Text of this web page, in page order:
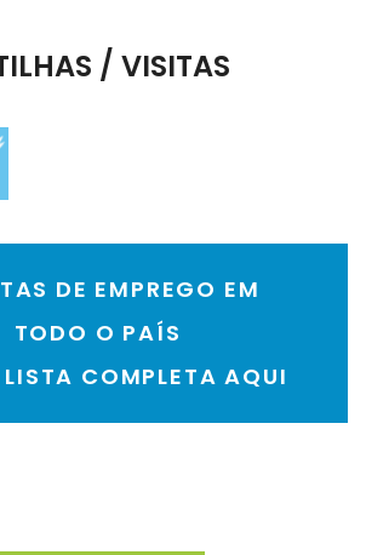
/ VISITAS
DE EMPREGO EM
TODO O PAÍS
COMPLETA AQUI